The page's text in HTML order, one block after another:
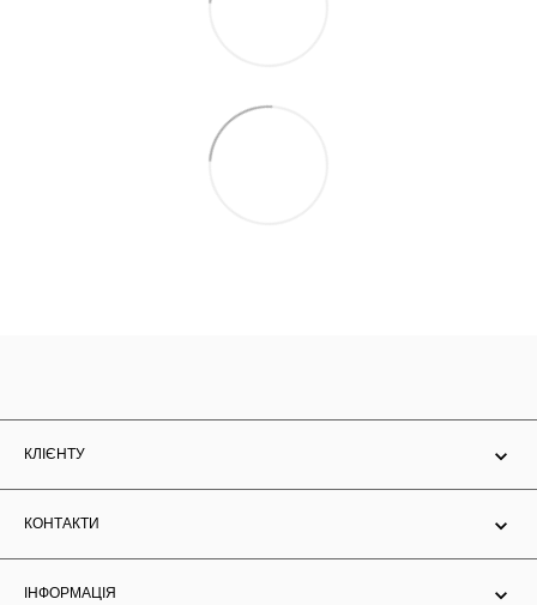
КЛІЄНТУ
КОНТАКТИ
ІНФОРМАЦІЯ